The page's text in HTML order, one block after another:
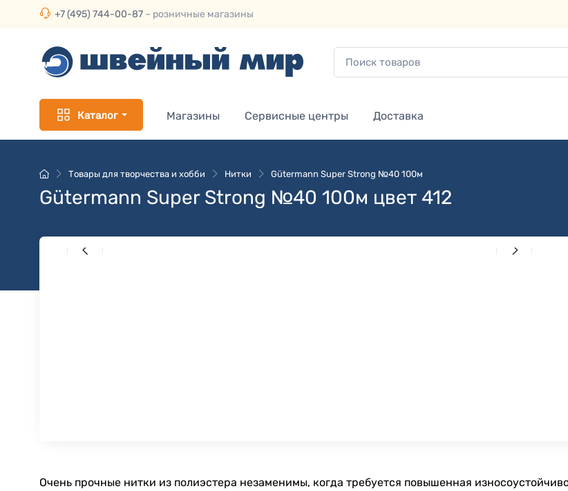
+7 (495) 744-00-87 – розничные магазины
Каталог Магазины Сервисные центры Доставка
Товары для творчества и хобби Нитки Gütermann Super Strong №40 100м
Gütermann Super Strong №40 100м цвет 412
Очень прочные нитки из полиэстера незаменимы, когда требуется повышенная